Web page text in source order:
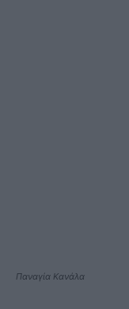
Παναγία Κανάλα